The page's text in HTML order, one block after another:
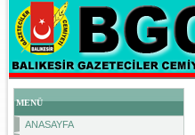
MENÜ
ANASAYFA